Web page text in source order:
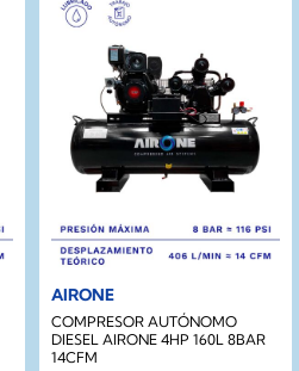
AIRONE
COMPRESOR AUTÓNOMO
DIESEL AIRONE 4HP 160L 8BAR
14CFM